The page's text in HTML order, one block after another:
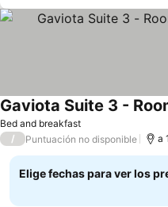
Bed and breakfast
/ Puntuación no disponible a
Elige fechas para ver los